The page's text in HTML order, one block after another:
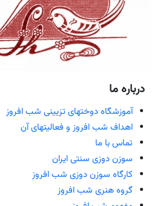
درباره ما
آموزشگاه دوختهای تزیینی شب افروز
اهداف شب افروز و فعالیتهای آن
تماس با ما
سوزن دوزی سنتی ایران
کارگاه سوزن دوزی شب افروز
گروه هنری شب افروز